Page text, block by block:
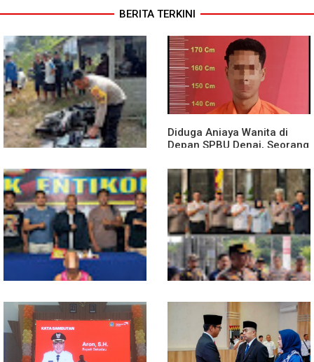
BERITA TERKINI
Truk Kontainer Oleng Tabrak
Vario, Warga Kapuas
Meninggal di Dusun Mak
Tampong
Diduga Aniaya Wanita di
Depan SPBU Denai, Seorang
Medan Area
Polsek Entikong Gagalkan
Peredaran Sabu 151,76
Gram di Perbatasan
Kunker Perdana ke
Entikong, Kapolres Sanggau:
Keamanan Perbatasan